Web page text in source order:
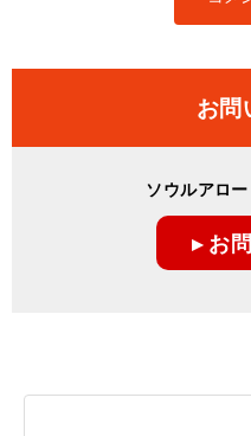
お問
ソウルアロ
▸ お